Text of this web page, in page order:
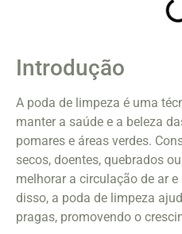
Introdução
A poda de limpeza é uma
manter a saúde e a beleza
pomares e áreas verdes.
secos, doentes, quebrados
melhorar a circulação de ar
disso, a poda de limpeza
pragas, promovendo o